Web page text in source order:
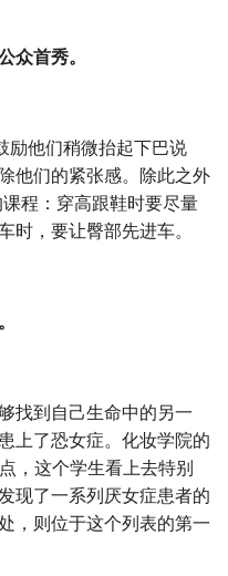
众首秀。
励他们稍微抬起下巴说
他们的紧张感。除此之外
程：穿高跟鞋时要尽量
时，要让臀部先进车。
找到自己生命中的另一
上了恐女症。化妆学院的
，这个学生看上去特别
现了一系列厌女症患者的
，则位于这个列表的第一